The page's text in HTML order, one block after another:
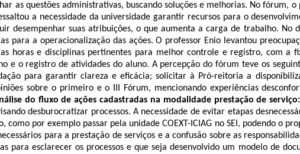
as questões administrativas, buscando soluções e melhorias. No fórum,
a necessidade da universidade garantir recursos para o
desempenhar suas atribuições, o que aumenta a carga de trabalho.
para a operacionalização das ações. O professor Enio levantou
horas e disciplinas pertinentes para melhor controle e registro, com a
e o registro de atividades do aluno. A percepção do fórum teve os
para garantir clareza e eficácia; solicitar à Pró-reitoria a
sobre o primeiro e o III Fórum, mencionando experiências
do fluxo de ações cadastradas na modalidade prestação de serviço:
desburocratizar processos. A necessidade de evitar etapas
como por exemplo passar pela unidade COEXT-ICIAG no SEI, podendo o
para a prestação de serviços e a confusão sobre as
para esclarecer os processos e que seja desenvolvido um modelo de